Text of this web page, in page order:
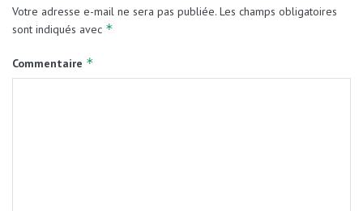
Votre adresse e-mail ne sera pas publiée. Les champs obligatoires
sont indiqués avec *
Commentaire *